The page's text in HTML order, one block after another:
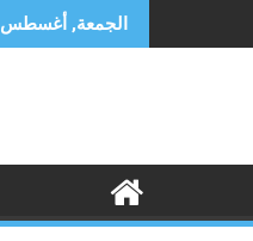
الجمعة, أغسطس 7, 2026